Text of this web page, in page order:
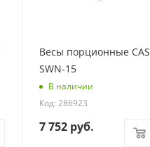
Весы порционные CAS
SWN-15
В наличии
Код: 286923
7 752 руб.